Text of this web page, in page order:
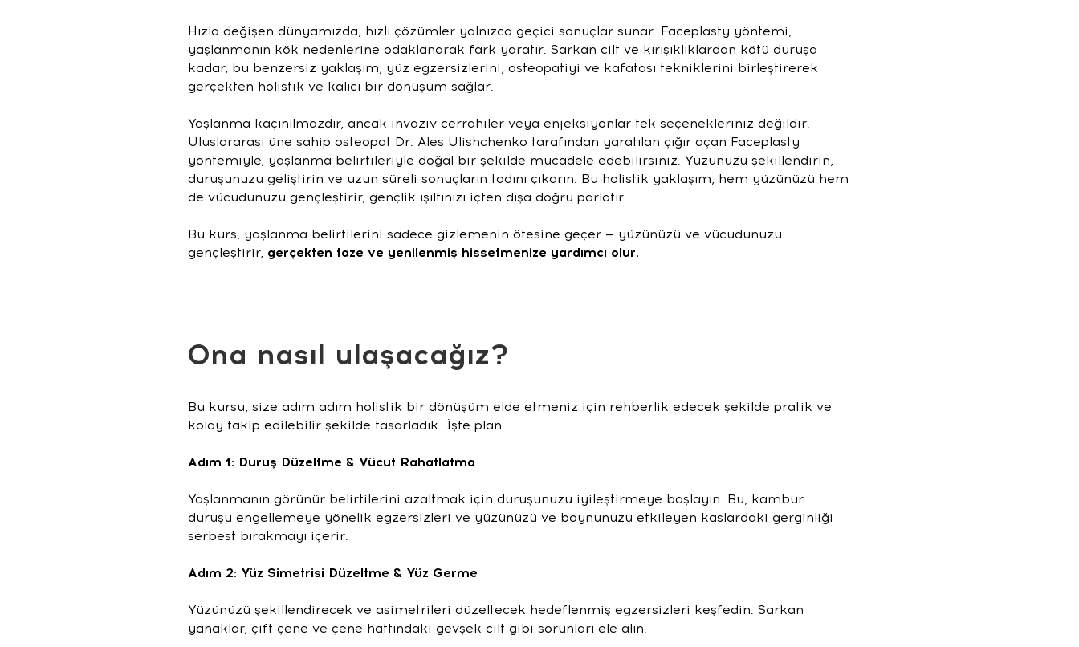
Hızla değişen dünyamızda, hızlı çözümler yalnızca geçici sonuçlar sunar. Faceplasty yöntemi,
yaşlanmanın kök nedenlerine odaklanarak fark yaratır. Sarkan cilt ve kırışıklıklardan kötü duruşa
kadar, bu benzersiz yaklaşım, yüz egzersizlerini, osteopatiyi ve kafatası tekniklerini birleştirerek
gerçekten holistik ve kalıcı bir dönüşüm sağlar.
Yaşlanma kaçınılmazdır, ancak invaziv cerrahiler veya enjeksiyonlar tek seçenekleriniz değildir.
Uluslararası üne sahip osteopat Dr. Ales Ulishchenko tarafından yaratılan çığır açan Faceplasty
yöntemiyle, yaşlanma belirtileriyle doğal bir şekilde mücadele edebilirsiniz. Yüzünüzü şekillendirin,
duruşunuzu geliştirin ve uzun süreli sonuçların tadını çıkarın. Bu holistik yaklaşım, hem yüzünüzü hem
de vücudunuzu gençleştirir, gençlik ışıltınızı içten dışa doğru parlatır.
Bu kurs, yaşlanma belirtilerini sadece gizlemenin ötesine geçer — yüzünüzü ve vücudunuzu
gençleştirir, gerçekten taze ve yenilenmiş hissetmenize yardımcı olur.
Ona nasıl ulaşacağız?
Bu kursu, size adım adım holistik bir dönüşüm elde etmeniz için rehberlik edecek şekilde pratik ve
kolay takip edilebilir şekilde tasarladık. İşte plan:
Adım 1: Duruş Düzeltme & Vücut Rahatlatma
Yaşlanmanın görünür belirtilerini azaltmak için duruşunuzu iyileştirmeye başlayın. Bu, kambur
duruşu engellemeye yönelik egzersizleri ve yüzünüzü ve boynunuzu etkileyen kaslardaki gerginliği
serbest bırakmayı içerir.
Adım 2: Yüz Simetrisi Düzeltme & Yüz Germe
Yüzünüzü şekillendirecek ve asimetrileri düzeltecek hedeflenmiş egzersizleri keşfedin. Sarkan
yanaklar, çift çene ve çene hattındaki gevşek cilt gibi sorunları ele alın.